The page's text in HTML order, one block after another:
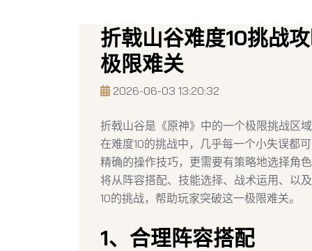
折戟山谷难度10挑战
极限难关
2026-06-03 13:20:32
折戟山谷是《原神》中的一个极限挑战区
在难度10的挑战中，几乎每一个小失误都
精确的操作技巧，更需要有策略地选择角
将从阵容搭配、技能选择、战术运用、以
10的挑战，帮助玩家突破这一极限难关。
1、合理阵容搭配